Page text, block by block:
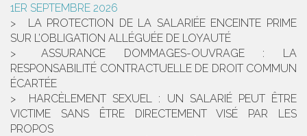
1ER SEPTEMBRE 2026
LA PROTECTION DE LA SALARIÉE ENCEINTE PRIME
SUR L’OBLIGATION ALLÉGUÉE DE LOYAUTÉ
ASSURANCE DOMMAGES-OUVRAGE : LA
RESPONSABILITÉ CONTRACTUELLE DE DROIT COMMUN
ÉCARTÉE
HARCÈLEMENT SEXUEL : UN SALARIÉ PEUT ÊTRE
VICTIME SANS ÊTRE DIRECTEMENT VISÉ PAR LES
PROPOS